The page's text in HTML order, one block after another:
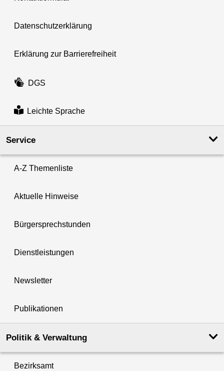
Datenschutzerklärung
Erklärung zur Barrierefreiheit
DGS
Leichte Sprache
Service
A-Z Themenliste
Aktuelle Hinweise
Bürgersprechstunden
Dienstleistungen
Newsletter
Publikationen
Politik & Verwaltung
Bezirksamt